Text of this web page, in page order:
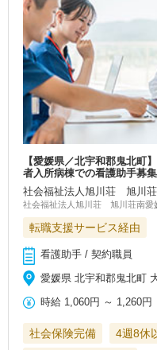
【愛媛県／北宇和郡鬼北町
者入所病棟での看護助手募集
社会福祉法人旭川荘 旭川
社会福祉法人旭川荘 旭川荘南愛
転職支援サービス経由
看護助手 / 契約職員
愛媛県 北宇和郡鬼北町
時給 1,060円 ～ 1,260円
社会保険完備 4週8休